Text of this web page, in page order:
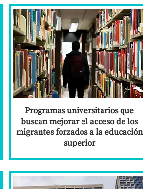
Programas universitarios que
buscan mejorar el acceso de los
migrantes forzados a la educación
superior